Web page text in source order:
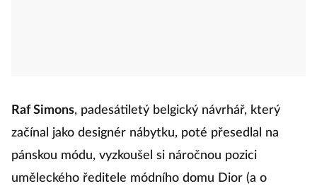
Raf Simons, padesátiletý belgický návrhář, který
začínal jako designér nábytku, poté přesedlal na
pánskou módu, vyzkoušel si náročnou pozici
uměleckého ředitele módního domu Dior (a o